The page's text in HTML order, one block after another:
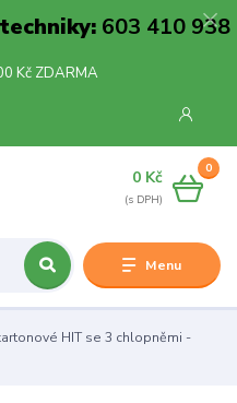
603 410 938
Kč ZDARMA
Menu
0
0 Kč
HIT se 3 chlopněmi -